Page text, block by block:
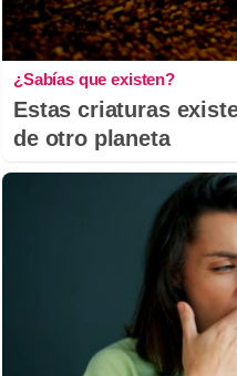
¿Sabías que existen?
Estas criaturas
de otro planeta